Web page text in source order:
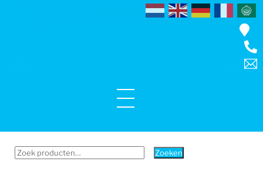
Menu
Zoeken
Zoeken